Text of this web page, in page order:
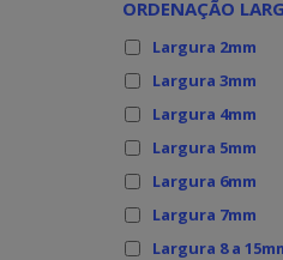
ORDENAÇÃO
Largura 2mm
Largura 3mm
Largura 4mm
Largura 5mm
Largura 6mm
Largura 7mm
Largura 8 a